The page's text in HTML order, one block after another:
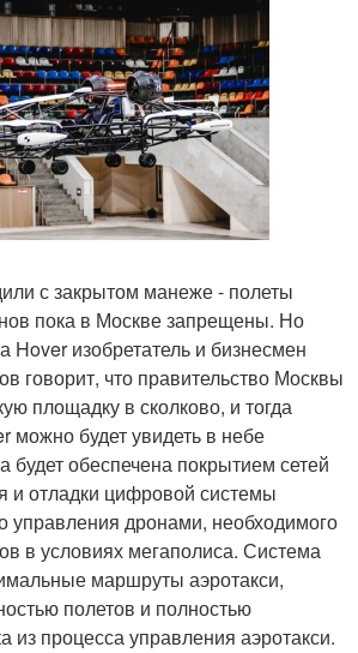
с закрытом манеже - полеты
пока в Москве запрещены. Но
Hover изобретатель и бизнесмен
говорит, что правительство Москвы
площадку в сколково, и тогда
можно будет увидеть в небе
обеспечена покрытием сетей
и отладки цифровой системы
управления дронами, необходимого
в условиях мегаполиса. Система
маршруты аэротакси,
полетов и полностью
из процесса управления аэротакси.